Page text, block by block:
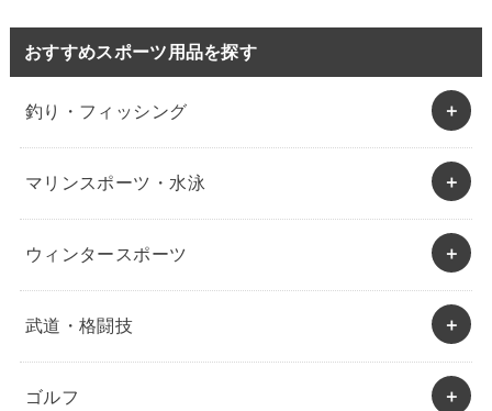
おすすめスポーツ用品を探す
釣り・フィッシング
マリンスポーツ・水泳
ウィンタースポーツ
武道・格闘技
ゴルフ